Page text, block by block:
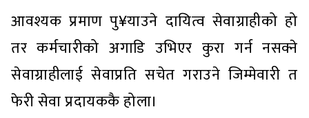
आवश्यक प्रमाण पु¥याउने दायित्व सेवाग्राहीको हो
तर कर्मचारीको अगाडि उभिएर कुरा गर्न नसक्ने
सेवाग्राहीलाई सेवाप्रति सचेत गराउने जिम्मेवारी त
फेरी सेवा प्रदायककै होला।